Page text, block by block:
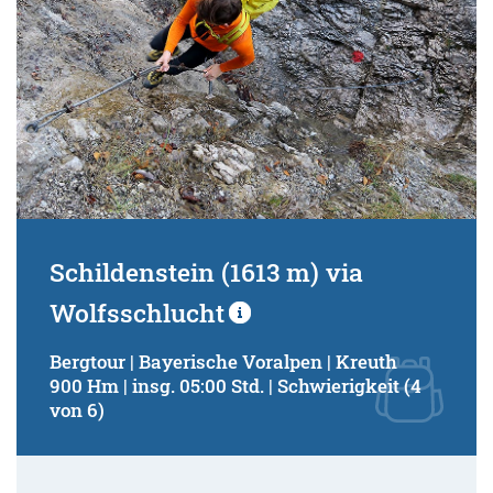
Schildenstein (1613 m) via
Wolfsschlucht
Bergtour | Bayerische Voralpen | Kreuth
900 Hm | insg. 05:00 Std. | Schwierigkeit (4
von 6)